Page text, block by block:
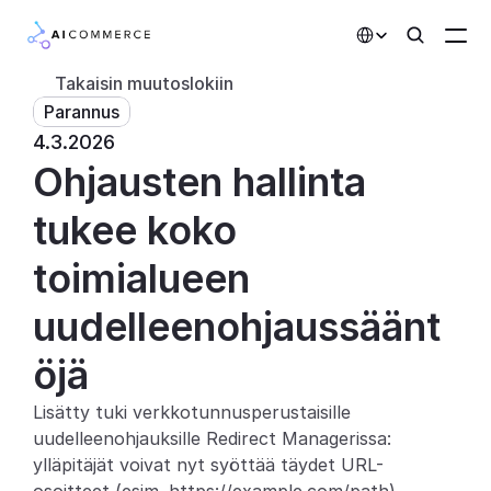
AI-toiminnot
Kumppanit
Hinnoittelu
Kehittäjille
Integraatiot
Tekoälyominaisuudet
Takaisin muutoslokiin
Parannus
4.3.2026
Ohjausten hallinta
tukee koko
toimialueen
uudelleenohjaussäänt
öjä
Lisätty tuki verkkotunnusperustaisille
uudelleenohjauksille Redirect Managerissa:
ylläpitäjät voivat nyt syöttää täydet URL-